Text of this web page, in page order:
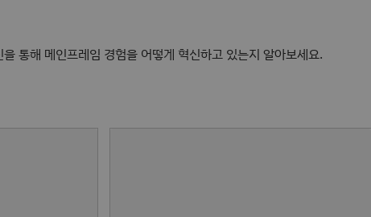
통해 메인프레임 경험을 어떻게 혁신하고 있는지 알아보세요.